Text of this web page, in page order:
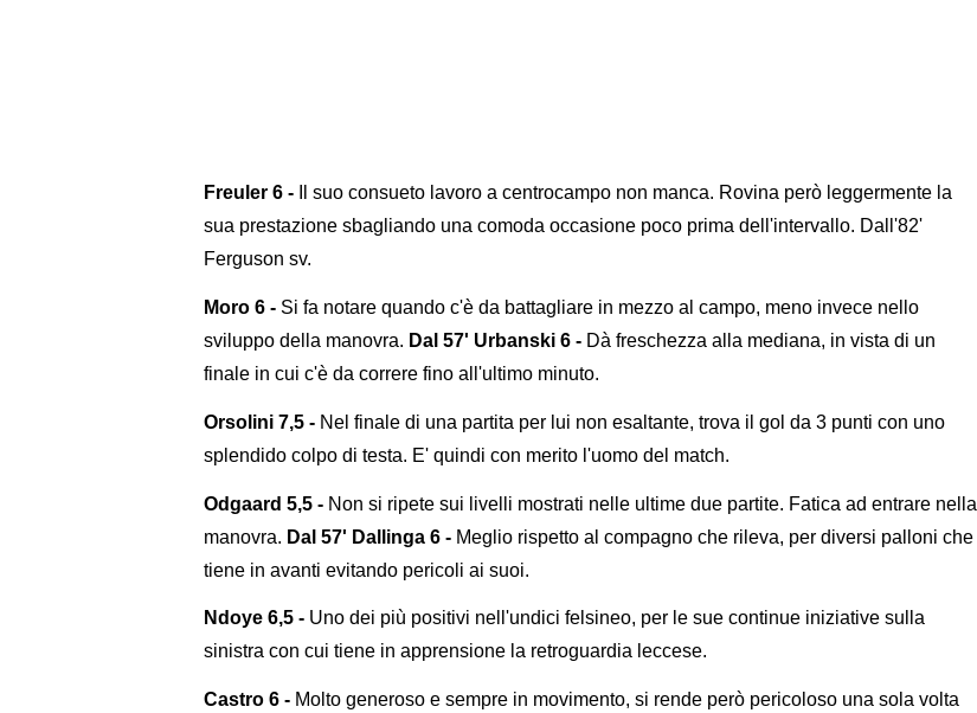
Freuler 6 - Il suo consueto lavoro a centrocampo non manca. Rovina però leggermente la
sua prestazione sbagliando una comoda occasione poco prima dell'intervallo. Dall'82'
Ferguson sv.
Moro 6 - Si fa notare quando c'è da battagliare in mezzo al campo, meno invece nello
sviluppo della manovra. Dal 57' Urbanski 6 - Dà freschezza alla mediana, in vista di un
finale in cui c'è da correre fino all'ultimo minuto.
Orsolini 7,5 - Nel finale di una partita per lui non esaltante, trova il gol da 3 punti con uno
splendido colpo di testa. E' quindi con merito l'uomo del match.
Odgaard 5,5 - Non si ripete sui livelli mostrati nelle ultime due partite. Fatica ad entrare nella
manovra. Dal 57' Dallinga 6 - Meglio rispetto al compagno che rileva, per diversi palloni che
tiene in avanti evitando pericoli ai suoi.
Ndoye 6,5 - Uno dei più positivi nell'undici felsineo, per le sue continue iniziative sulla
sinistra con cui tiene in apprensione la retroguardia leccese.
Castro 6 - Molto generoso e sempre in movimento, si rende però pericoloso una sola volta